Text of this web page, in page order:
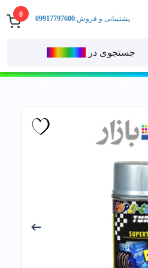
0
جستجوی در
پشتیبانی و فروش:09917797600